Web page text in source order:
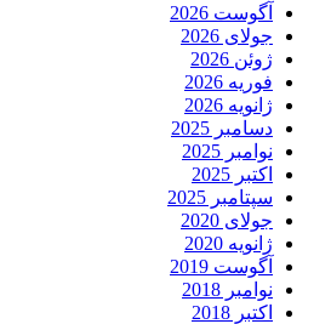
آگوست 2026
جولای 2026
ژوئن 2026
فوریه 2026
ژانویه 2026
دسامبر 2025
نوامبر 2025
اکتبر 2025
سپتامبر 2025
جولای 2020
ژانویه 2020
آگوست 2019
نوامبر 2018
اکتبر 2018